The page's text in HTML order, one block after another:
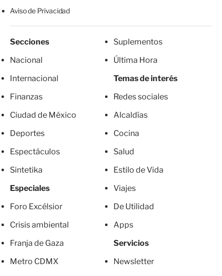
Aviso de Privacidad
Secciones
Nacional
Internacional
Finanzas
Ciudad de México
Deportes
Espectáculos
Sintetika
Especiales
Foro Excélsior
Crisis ambiental
Franja de Gaza
Metro CDMX
Suplementos
Última Hora
Temas de interés
Redes sociales
Alcaldías
Cocina
Salud
Estilo de Vida
Viajes
De Utilidad
Apps
Servicios
Newsletter